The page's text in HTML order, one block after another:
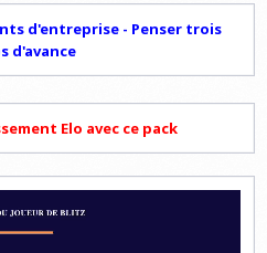
d'entreprise - Penser trois
d'avance
Elo avec ce pack